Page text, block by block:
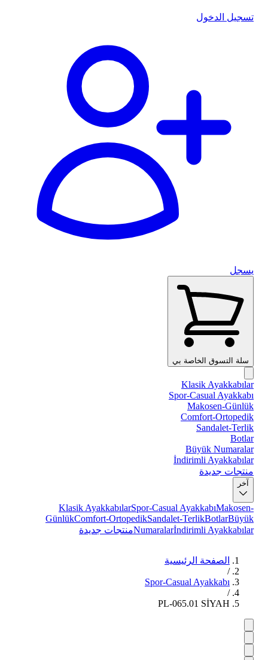
تسجيل الدخول
يسجل
سلة التسوق الخاصة بي
Klasik Ayakkabılar
Spor-Casual Ayakkabı
Makosen-Günlük
Comfort-Ortopedik
Sandalet-Terlik
Botlar
Büyük Numaralar
İndirimli Ayakkabılar
منتجات جديدة
آخر
Klasik AyakkabılarSpor-Casual AyakkabıMakosen-
GünlükComfort-OrtopedikSandalet-TerlikBotlarBüyük
Numaralarİndirimli Ayakkabılar منتجات جديدة
الصفحة الرئيسية
/
Spor-Casual Ayakkabı
/
PL-065.01 SİYAH